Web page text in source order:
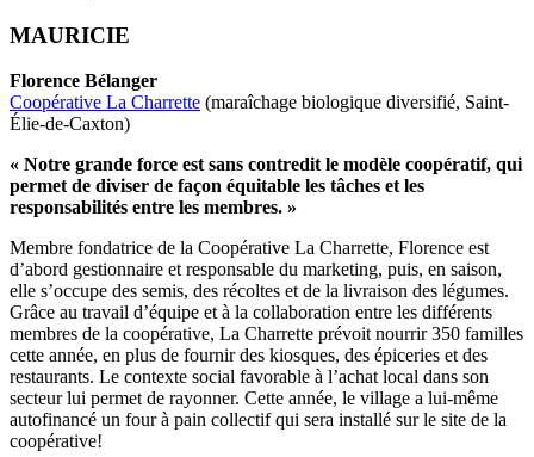
MAURICIE
Florence Bélanger
Coopérative La Charrette (maraîchage biologique diversifié, Saint-
Élie-de-Caxton)
« Notre grande force est sans contredit le modèle coopératif, qui
permet de diviser de façon équitable les tâches et les
responsabilités entre les membres. »
Membre fondatrice de la Coopérative La Charrette, Florence est
d’abord gestionnaire et responsable du marketing, puis, en saison,
elle s’occupe des semis, des récoltes et de la livraison des légumes.
Grâce au travail d’équipe et à la collaboration entre les différents
membres de la coopérative, La Charrette prévoit nourrir 350 familles
cette année, en plus de fournir des kiosques, des épiceries et des
restaurants. Le contexte social favorable à l’achat local dans son
secteur lui permet de rayonner. Cette année, le village a lui-même
autofinancé un four à pain collectif qui sera installé sur le site de la
coopérative!